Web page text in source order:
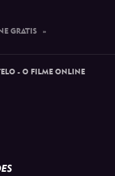
GRATIS »
- O FILME ONLINE